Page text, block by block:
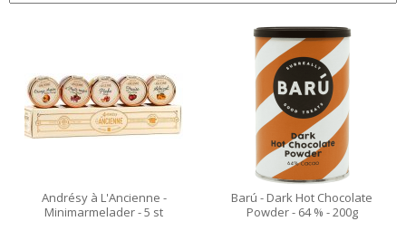
Andrésy à L'Ancienne -
Minimarmelader - 5 st
Barú - Dark Hot Chocolate
Powder - 64 % - 200g